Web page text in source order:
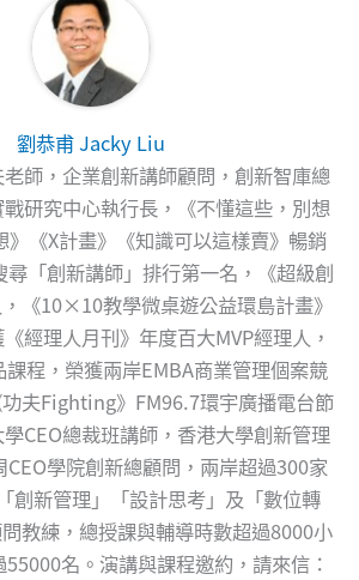
劉恭甫 Jacky Liu
師，企業創新講師顧問，創新智庫總
研究中心執行長，《不懂這些，別想
》《X計畫》《知識可以這樣賣》暢銷
「創新講師」排行第一名，《超級創
《10×10教學微桌遊公益環島計畫》
經理人月刊》年度百大MVP經理人，
程，榮獲兩岸EMBA商業管理個案競
夫Fighting》FM96.7環宇廣播電台節
CEO總裁班講師，香港大學創新管理
學院創新總顧問，兩岸超過300家
創新管理」「設計思考」及「數位轉
教練，總授課與輔導時數超過8000小
名。演講與課程邀約，請來信：